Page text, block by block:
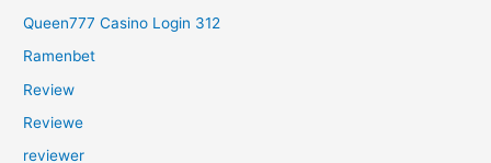
Queen777 Casino Login 312
Ramenbet
Review
Reviewe
reviewer